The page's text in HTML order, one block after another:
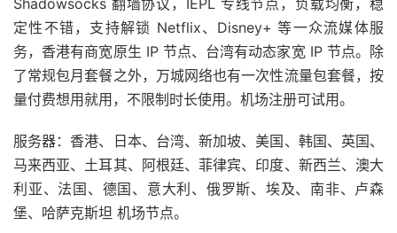
Shadowsocks 翻墙协议，IEPL 专线节点，负载均衡，稳
定性不错，支持解锁 Netflix、Disney+ 等一众流媒体服
务，香港有商宽原生 IP 节点、台湾有动态家宽 IP 节点。除
了常规包月套餐之外，万城网络也有一次性流量包套餐，按
量付费想用就用，不限制时长使用。机场注册可试用。
服务器：香港、日本、台湾、新加坡、美国、韩国、英国、
马来西亚、土耳其、阿根廷、菲律宾、印度、新西兰、澳大
利亚、法国、德国、意大利、俄罗斯、埃及、南非、卢森
堡、哈萨克斯坦 机场节点。